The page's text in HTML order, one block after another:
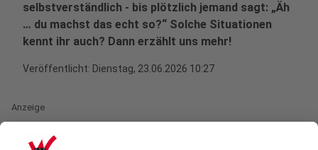
selbstverständlich - bis plötzlich jemand sagt: „Äh
… du machst das echt so?“ Solche Situationen
kennt ihr auch? Dann erzählt uns mehr!
Veröffentlicht: Dienstag, 23.06.2026 10:27
Anzeige